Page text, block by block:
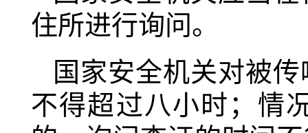
住所进行询问。
国家安全机关对被
不得超过八小时；情